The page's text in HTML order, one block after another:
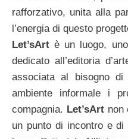
rafforzativo, unita alla
l’energia di questo
Let’sArtè un luogo,
dedicato all’editoria
associata al bisogno
ambiente informale i
compagnia. Let’sArt non
un punto di incontro e di